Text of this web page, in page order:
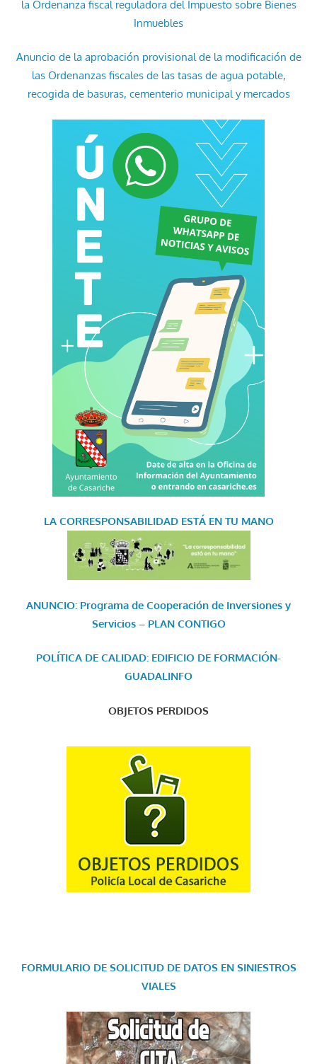
la Ordenanza fiscal reguladora del Impuesto sobre Bienes
Inmuebles
Anuncio de la aprobación provisional de la modificación de
las Ordenanzas fiscales de las tasas de agua potable,
recogida de basuras, cementerio municipal y mercados
LA CORRESPONSABILIDAD ESTÁ EN TU MANO
ANUNCIO: Programa de Cooperación de Inversiones y
Servicios – PLAN CONTIGO
POLÍTICA DE CALIDAD: EDIFICIO DE FORMACIÓN-
GUADALINFO
OBJETOS PERDIDOS
FORMULARIO DE SOLICITUD DE DATOS EN SINIESTROS
VIALES